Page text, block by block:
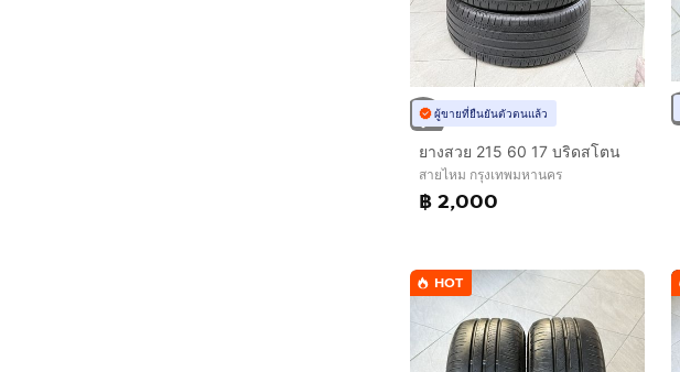
ผู้ขายที่ยืนยันตัวตนแล้ว
ยางสวย 215 60 17 บริดสโตน
สายไหม กรุงเทพมหานคร
฿ 2,000
HOT